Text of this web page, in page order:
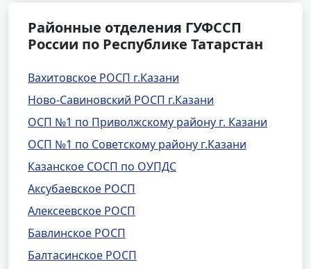
Районные отделения ГУФССП
России по Республике Татарстан
Вахитовское РОСП г.Казани
Ново-Савиновский РОСП г.Казани
ОСП №1 по Приволжскому району г. Казани
ОСП №1 по Советскому району г.Казани
Казанское СОСП по ОУПДС
Аксубаевское РОСП
Алексеевское РОСП
Бавлинское РОСП
Балтасинское РОСП